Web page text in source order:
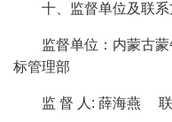
十、监督单位及联系
监督单位：内蒙古
标管理部
监 督 人: 薛海燕